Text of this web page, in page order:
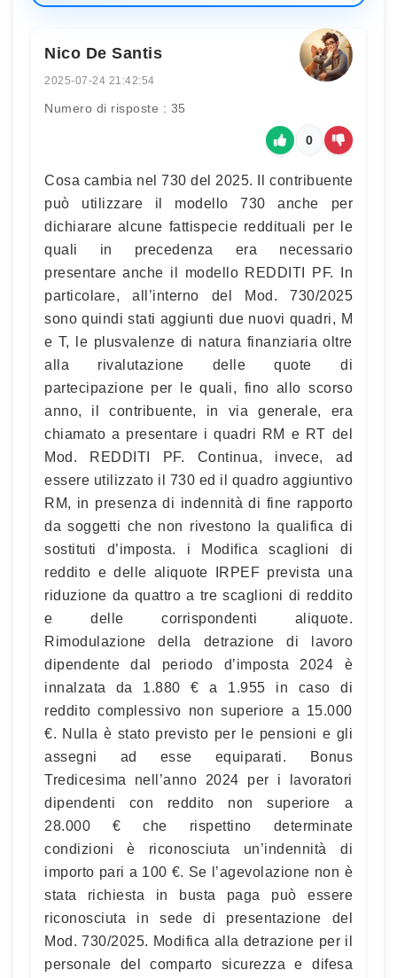
Nico De Santis
2025-07-24 21:42:54
Numero di risposte : 35
0
Cosa cambia nel 730 del 2025. Il contribuente
può utilizzare il modello 730 anche per
dichiarare alcune fattispecie reddituali per le
quali in precedenza era necessario
presentare anche il modello REDDITI PF. In
particolare, all’interno del Mod. 730/2025
sono quindi stati aggiunti due nuovi quadri, M
e T, le plusvalenze di natura finanziaria oltre
alla rivalutazione delle quote di
partecipazione per le quali, fino allo scorso
anno, il contribuente, in via generale, era
chiamato a presentare i quadri RM e RT del
Mod. REDDITI PF. Continua, invece, ad
essere utilizzato il 730 ed il quadro aggiuntivo
RM, in presenza di indennità di fine rapporto
da soggetti che non rivestono la qualifica di
sostituti d’imposta. i Modifica scaglioni di
reddito e delle aliquote IRPEF prevista una
riduzione da quattro a tre scaglioni di reddito
e delle corrispondenti aliquote.
Rimodulazione della detrazione di lavoro
dipendente dal periodo d’imposta 2024 è
innalzata da 1.880 € a 1.955 in caso di
reddito complessivo non superiore a 15.000
€. Nulla è stato previsto per le pensioni e gli
assegni ad esse equiparati. Bonus
Tredicesima nell’anno 2024 per i lavoratori
dipendenti con reddito non superiore a
28.000 € che rispettino determinate
condizioni è riconosciuta un’indennità di
importo pari a 100 €. Se l’agevolazione non è
stata richiesta in busta paga può essere
riconosciuta in sede di presentazione del
Mod. 730/2025. Modifica alla detrazione per il
personale del comparto sicurezza e difesa